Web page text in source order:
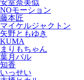
安室奈美似
NOモーション
藤本匠
マイケルジャクトン
矢野ともゆき
KUMA
まりもちゃん
葉月パル
知香
いっせい